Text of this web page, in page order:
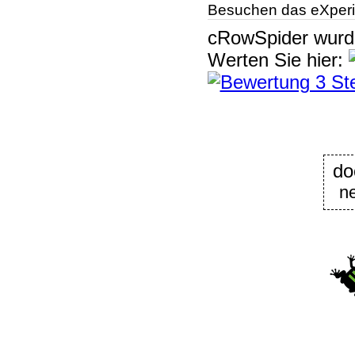
Besuchen das
cRowSpider
Werten Sie hier: